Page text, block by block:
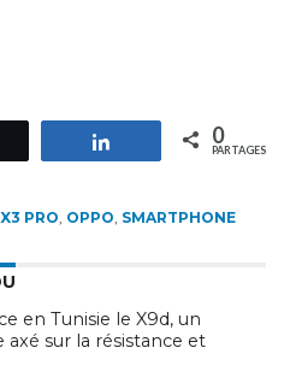
Partagez 0
PARTAGES
PRO, OPPO, SMARTPHONE
en Tunisie le X9d, un
sur la résistance et